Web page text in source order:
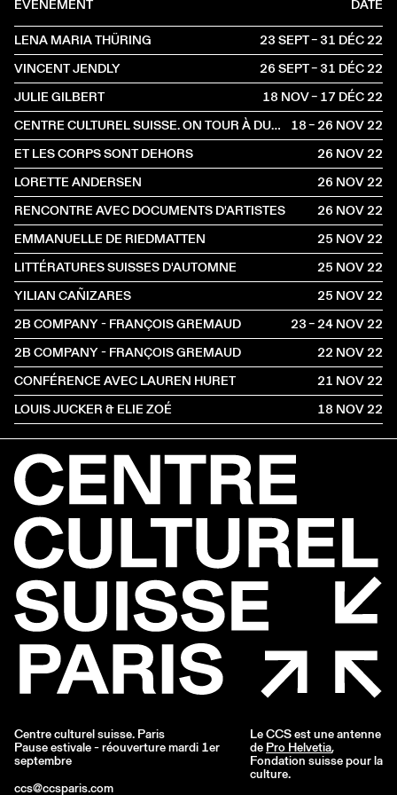
ÉVÈNEMENT
DATE
LENA MARIA THÜRING
23 SEPT – 31 DÉC2022
VINCENT JENDLY
26 SEPT – 31 DÉC2022
JULIE GILBERT
18 NOV – 17 DÉC2022
CENTRE CULTUREL SUISSE. ON TOUR À DUNKERQUE
18 – 26 NOV2022
ET LES CORPS SONT DEHORS
26 NOV2022
LORETTE ANDERSEN
26 NOV2022
RENCONTRE AVEC DOCUMENTS D'ARTISTES
26 NOV2022
EMMANUELLE DE RIEDMATTEN
25 NOV2022
LITTÉRATURES SUISSES D'AUTOMNE
25 NOV2022
YILIAN CAÑIZARES
25 NOV2022
2B COMPANY - FRANÇOIS GREMAUD
23 – 24 NOV2022
2B COMPANY - FRANÇOIS GREMAUD
22 NOV2022
CONFÉRENCE AVEC LAUREN HURET
21 NOV2022
LOUIS JUCKER & ELIE ZOÉ
18 NOV2022
Centre culturel suisse. Paris
Pause estivale - réouverture mardi 1er
septembre
ccs@ccsparis.com
Le CCS est une antenne
de Pro Helvetia,
Fondation suisse pour la
culture.